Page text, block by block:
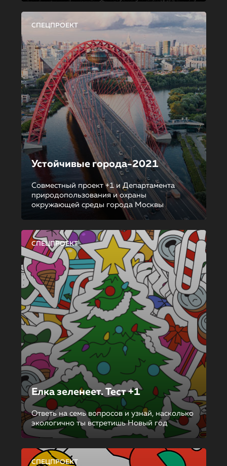
СПЕЦПРОЕКТ
Устойчивые города-2021
Совместный проект +1 и Департамента
природопользования и охраны
окружающей среды города Москвы
СПЕЦПРОЕКТ
Елка зеленеет. Тест +1
Ответь на семь вопросов и узнай, насколько
экологично ты встретишь Новый год
СПЕЦПРОЕКТ